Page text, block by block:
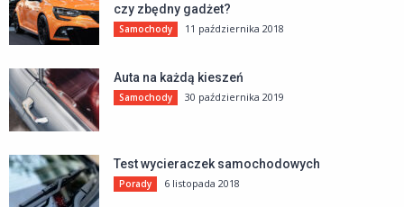
czy zbędny gadżet?
Samochody 11 października 2018
Auta na każdą kieszeń
Samochody 30 października 2019
Test wycieraczek samochodowych
Porady 6 listopada 2018